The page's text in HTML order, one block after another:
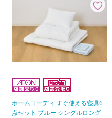
ホームコーディ すぐ使える寝具6
点セット ブルー シングルロング